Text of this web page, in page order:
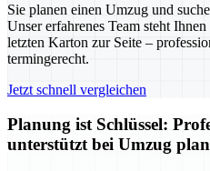
Sie planen einen Umzug und
Unser erfahrenes Team steht
letzten Karton zur Seite –
termingerecht.
Jetzt schnell vergleichen
Planung ist Schlüssel:
unterstützt bei Umzug